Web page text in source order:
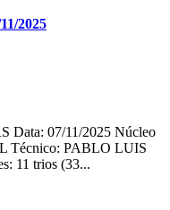
2025
Data: 07/11/2025 Núcleo
Técnico: PABLO LUIS
11 trios (33...